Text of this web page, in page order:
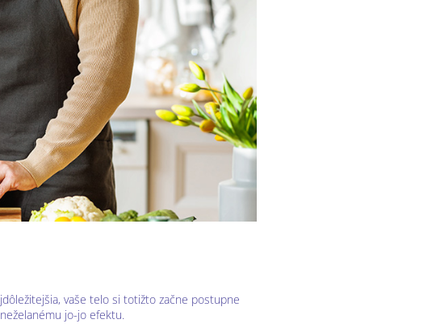
vaše telo si totižto začne postupne
jo-jo efektu.